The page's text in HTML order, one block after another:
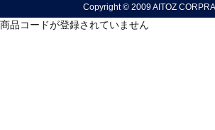
Copyright © 2009 AITOZ
商品コードが登録されていません